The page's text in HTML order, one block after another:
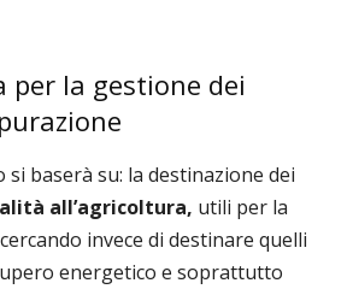
per la gestione dei
baserà su: la destinazione dei
all’agricoltura, utili per la
invece di destinare quelli
energetico e soprattutto